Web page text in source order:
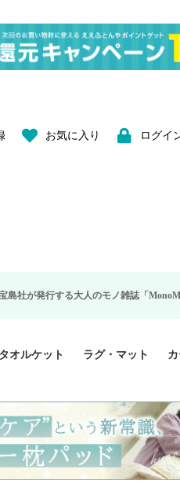
お気に入り ログイ
人のモノ雑誌「MonoMaster（モノマ
ジュニア 掛け布団カバー
シングル 掛け布団カバー
シングルロング 掛け布団
カバー
セミダブル 掛け布団カバ
ー
ダブル 掛け布団カバー
ダブルロング 掛け布団カ
バー
クィーン 掛け布団カバー
暖か 掛け布団カバー
ジュニア 敷布団カバー
セミシングル 敷布団カバ
ー
シングル 敷布団カバー
シングルロング 敷布団カ
バー
ダブル 敷布団カバー
35x50cm 枕カバー
43x63cm 枕カバー
50x70cm 枕カバー
シルク 枕カバー
シングル BOXシーツ
シングルロング BOXシー
ツ
セミダブル BOXシーツ
ダブル BOXシーツ
スーパーロング BOXシー
ツ
カバー2点セット
カバー3点セット
他枕
タオルケット
ハーフサイズ
シングルサイズ
セミダブルサイズ
ダブルサイズ
接触冷感
天然素材 綿100%
ラグ・マット